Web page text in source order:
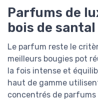
Parfums de
bois de santal
Le parfum reste le
meilleurs bougies pot
la fois intense et
haut de gamme
concentrés de